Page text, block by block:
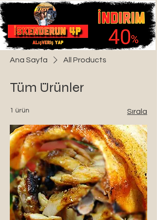
Ana Sayfa All Products
Tüm Ürünler
1 ürün Sırala